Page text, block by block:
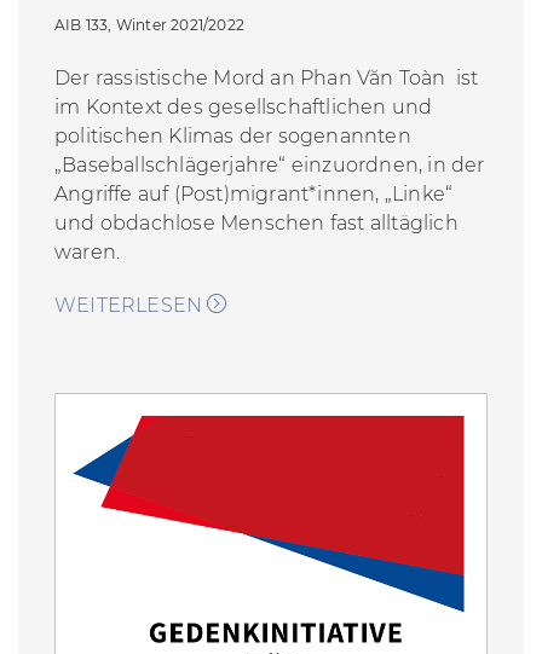
AIB 133, Winter 2021/2022
Der rassistische Mord an Phan Văn Toàn ist
im Kontext des gesellschaftlichen und
politischen Klimas der sogenannten
„Baseballschlägerjahre“ einzuordnen, in der
Angriffe auf (Post)migrant*innen, „Linke“
und obdachlose Menschen fast alltäglich
waren.
WEITERLESEN